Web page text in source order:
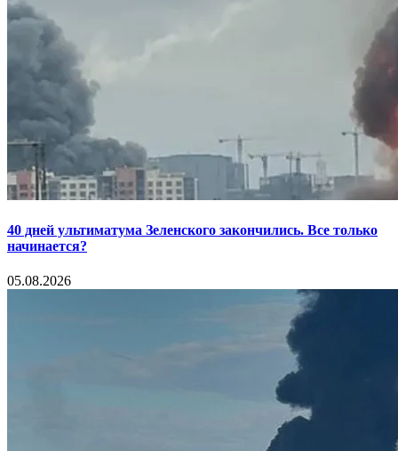
40 дней ультиматума Зеленского закончились. Все только
начинается?
05.08.2026